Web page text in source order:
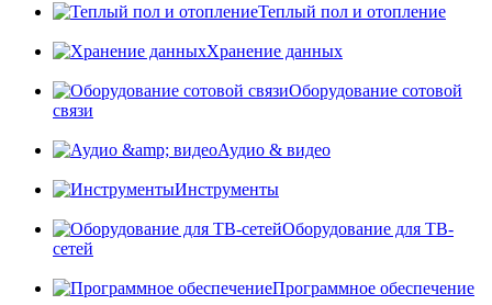
Теплый пол и отопление
Хранение данных
Оборудование сотовой
связи
Аудио & видео
Инструменты
Оборудование для ТВ-
сетей
Программное обеспечение